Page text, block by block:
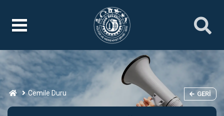
Cemile Duru GERI